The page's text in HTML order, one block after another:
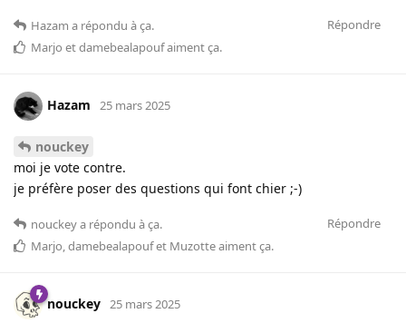
Répondre
Hazam a répondu à ça.
Marjo etdamebealapoufaiment ça.
Hazam 25 mars 2025
nouckey
moi je vote contre.
je préfère poser des questions qui font chier ;-)
Répondre
nouckeya répondu à ça.
Marjo,damebealapoufet Muzotteaiment ça.
nouckey 25 mars 2025